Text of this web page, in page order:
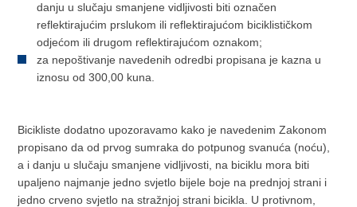
danju u slučaju smanjene vidljivosti biti označen
reflektirajućim prslukom ili reflektirajućom biciklističkom
odjećom ili drugom reflektirajućom oznakom;
za nepoštivanje navedenih odredbi propisana je kazna u
iznosu od 300,00 kuna.
Bicikliste dodatno upozoravamo kako je navedenim Zakonom
propisano da od prvog sumraka do potpunog svanuća (noću),
a i danju u slučaju smanjene vidljivosti, na biciklu mora biti
upaljeno najmanje jedno svjetlo bijele boje na prednjoj strani i
jedno crveno svjetlo na stražnjoj strani bicikla. U protivnom,